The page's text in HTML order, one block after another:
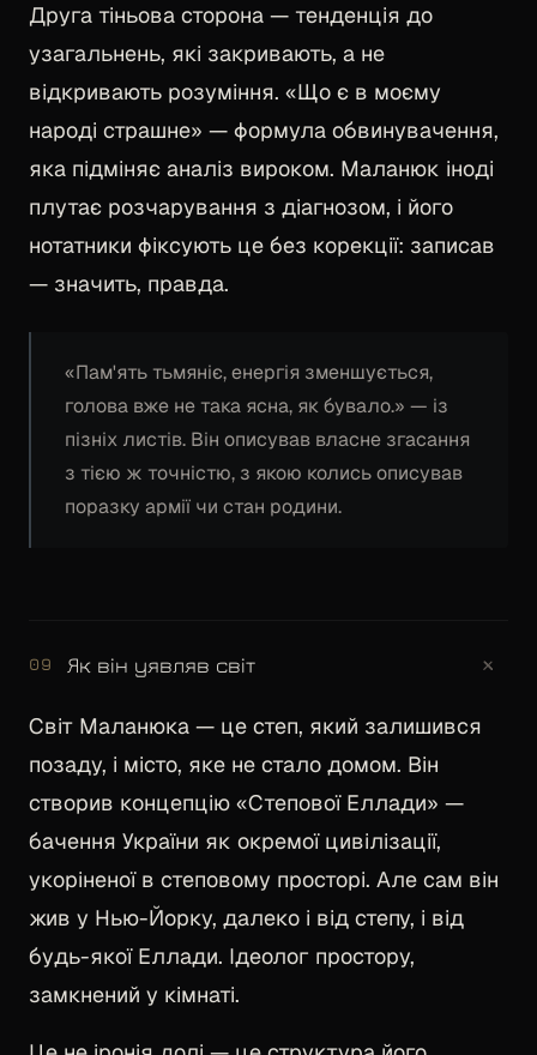
Друга тіньова сторона — тенденція до
узагальнень, які закривають, а не
відкривають розуміння. «Що є в моєму
народі страшне» — формула обвинувачення,
яка підміняє аналіз вироком. Маланюк іноді
плутає розчарування з діагнозом, і його
нотатники фіксують це без корекції: записав
— значить, правда.
«Пам'ять тьмяніє, енергія зменшується,
голова вже не така ясна, як бувало.» — із
пізніх листів. Він описував власне згасання
з тією ж точністю, з якою колись описував
поразку армії чи стан родини.
09 Як він уявляв світ +
Світ Маланюка — це степ, який залишився
позаду, і місто, яке не стало домом. Він
створив концепцію «Степової Еллади» —
бачення України як окремої цивілізації,
укоріненої в степовому просторі. Але сам він
жив у Нью-Йорку, далеко і від степу, і від
будь-якої Еллади. Ідеолог простору,
замкнений у кімнаті.